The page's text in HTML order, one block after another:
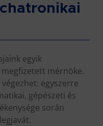
egyik
mérnöke.
egyszerre
gépészeti és
során